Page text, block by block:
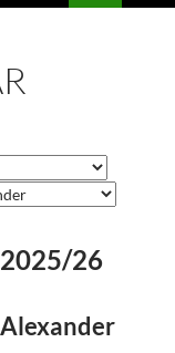
26